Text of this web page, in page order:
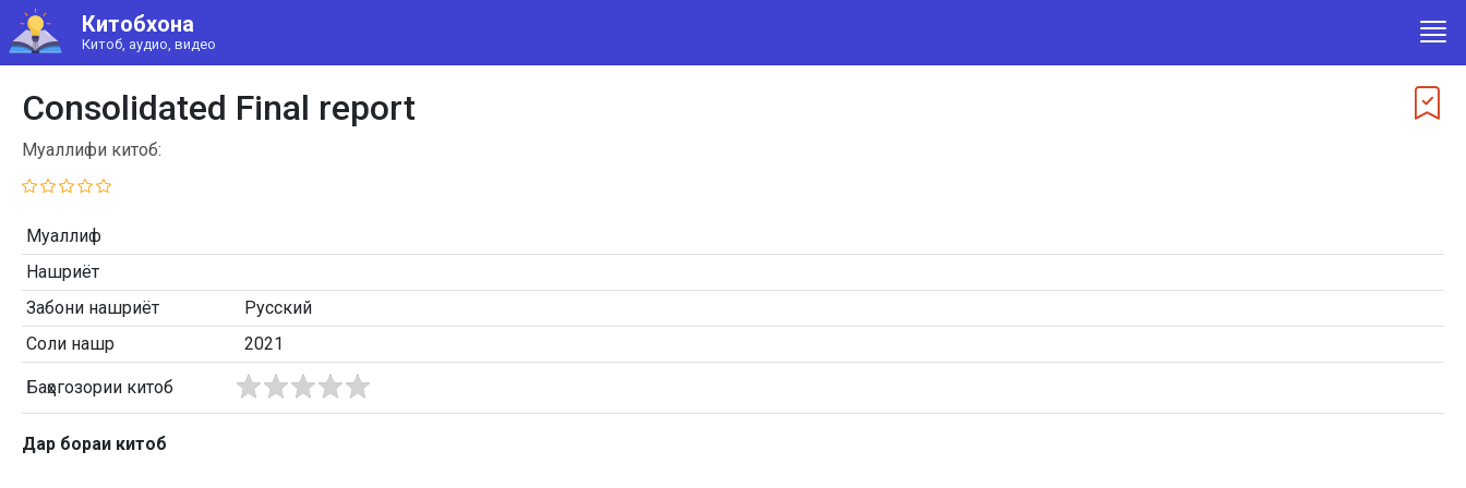
Китобхона
Китоб, аудио, видео
Consolidated Final report
Муаллифи китоб:
Муаллиф
Нашриёт
Забони нашриёт
Русский
Соли нашр
2021
Баҳогозории китоб
Дар бораи китоб